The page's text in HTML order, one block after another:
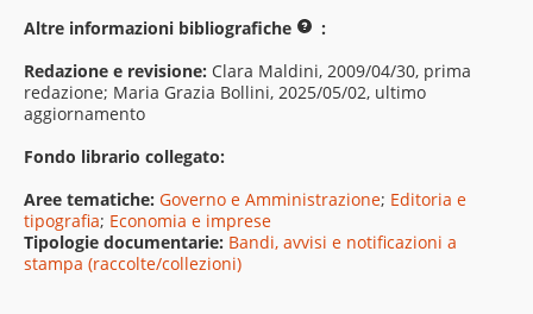
Altre informazioni bibliografiche
:
Redazione e revisione: Clara Maldini, 2009/04/30, prima
redazione; Maria Grazia Bollini, 2025/05/02, ultimo
aggiornamento
Fondo librario collegato:
Aree tematiche: Governo e Amministrazione; Editoria e
tipografia; Economia e imprese
Tipologie documentarie: Bandi, avvisi e notificazioni a
stampa (raccolte/collezioni)